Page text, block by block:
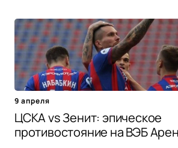
9 апреля
ЦСКА vs Зенит: эпическое
противостояние на ВЭБ